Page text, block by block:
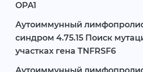
OPA1
Аутоиммунный
синдром 4.75.15 Поиск
участках гена TNFRSF6